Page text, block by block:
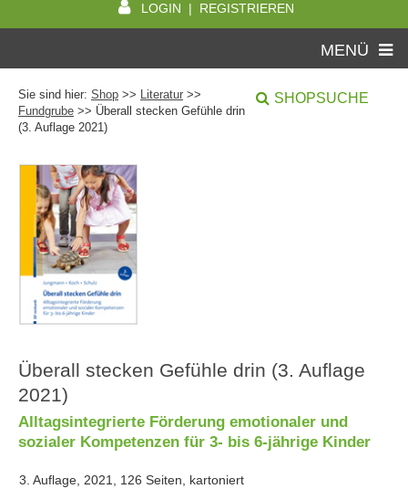
LOGIN | REGISTRIEREN
MENÜ
Sie sind hier: Shop >> Literatur >>
Fundgrube >> Überall stecken Gefühle drin
(3. Auflage 2021)
SHOPSUCHE
Überall stecken Gefühle drin (3. Auflage
2021)
Alltagsintegrierte Förderung emotionaler und
sozialer Kompetenzen für 3- bis 6-jährige Kinder
3. Auflage, 2021, 126 Seiten, kartoniert